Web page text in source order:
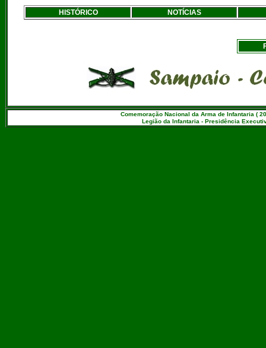
HISTÓRICO NOTÍCIAS
Comemoração Nacional da Arma de Infantaria (
Legião da Infantaria - Presidência